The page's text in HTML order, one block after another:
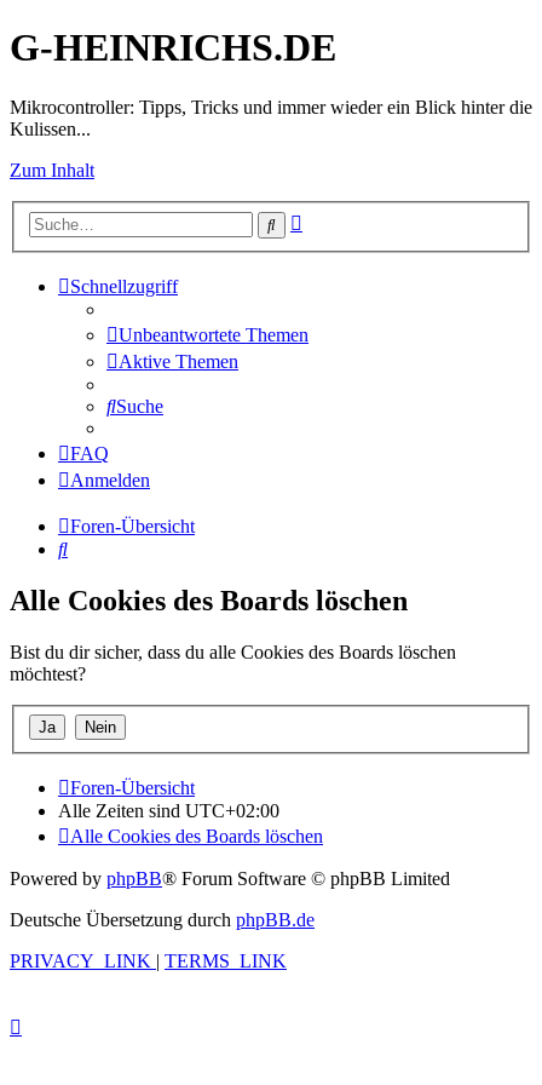
G-HEINRICHS.DE
Mikrocontroller: Tipps, Tricks und immer wieder ein Blick hinter die
Kulissen...
Zum Inhalt
Suche
Schnellzugriff
Unbeantwortete Themen
Aktive Themen
Suche
FAQ
Anmelden
Foren-Übersicht
Suche
Alle Cookies des Boards löschen
Bist du dir sicher, dass du alle Cookies des Boards löschen
möchtest?
Foren-Übersicht
Alle Zeiten sind UTC+02:00
Alle Cookies des Boards löschen
Powered by phpBB® Forum Software © phpBB Limited
Deutsche Übersetzung durch phpBB.de
PRIVACY_LINK | TERMS_LINK